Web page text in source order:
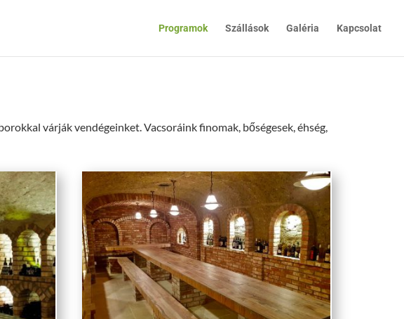
Programok Szállások Galéria Kapcsolat
várják vendégeinket. Vacsoráink finomak, bőségesek, éhség,